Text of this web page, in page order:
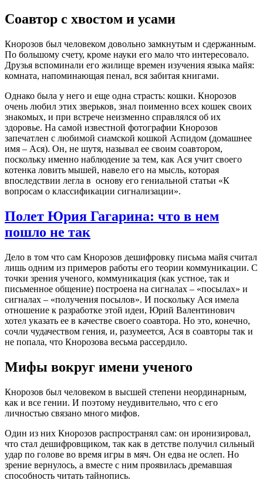
Соавтор с хвостом и усами
Кнорозов был человеком довольно замкнутым и сдержанным.
По большому счету, кроме науки его мало что интересовало.
Друзья вспоминали его жилище времен изучения языка майя:
комната, напоминающая пенал, вся забитая книгами.
Однако была у него и еще одна страсть: кошки. Кнорозов
очень любил этих зверьков, знал поименно всех кошек своих
знакомых, и при встрече неизменно справлялся об их
здоровье. На самой известной фотографии Кнорозов
запечатлен с любимой сиамской кошкой Аспидом (домашнее
имя – Ася). Он, не шутя, называл ее своим соавтором,
поскольку именно наблюдение за тем, как Ася учит своего
котенка ловить мышей, навело его на мысль, которая
впоследствии легла в основу его гениальной статьи «К
вопросам о классификации сигнализации».
Полет Юрия Гагарина: что в нем
пошло не так
Дело в том что сам Кнорозов дешифровку письма майя считал
лишь одним из примеров работы его теории коммуникации. С
точки зрения ученого, коммуникация (как устное, так и
письменное общение) построена на сигналах – «посылах» и
сигналах – «получения посылов». И поскольку Ася имела
отношение к разработке этой идеи, Юрий Валентинович
хотел указать ее в качестве своего соавтора. Но это, конечно,
сочли чудачеством гения, и, разумеется, Ася в соавторы так и
не попала, что Кнорозова весьма рассердило.
Мифы вокруг имени ученого
Кнорозов был человеком в высшей степени неординарным,
как и все гении. И поэтому неудивительно, что с его
личностью связано много мифов.
Один из них Кнорозов распространял сам: он иронизировал,
что стал дешифровщиком, так как в детстве получил сильный
удар по голове во время игры в мяч. Он едва не ослеп. Но
зрение вернулось, а вместе с ним проявилась дремавшая
способность читать тайнопись.